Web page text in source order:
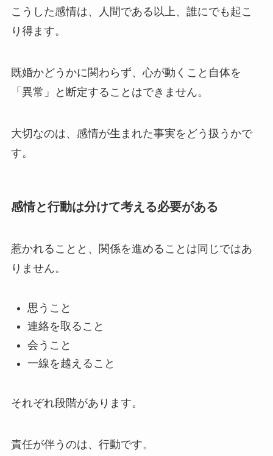
こうした感情は、人間である以上、誰にでも起こ
り得ます。
既婚かどうかに関わらず、心が動くこと自体を
「異常」と断定することはできません。
大切なのは、感情が生まれた事実をどう扱うかで
す。
感情と行動は分けて考える必要がある
惹かれることと、関係を進めることは同じではあ
りません。
思うこと
連絡を取ること
会うこと
一線を越えること
それぞれ段階があります。
責任が伴うのは、行動です。